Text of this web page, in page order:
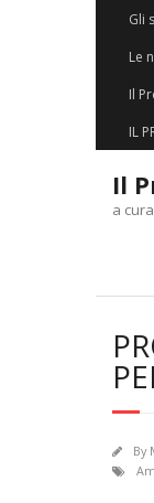
Gli
Le
Il
IL
Il
a
By